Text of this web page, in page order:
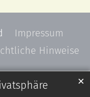
✕
Impressum
Hinweise